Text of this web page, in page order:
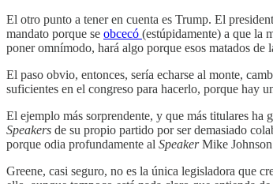
El otro punto a tener en cuenta es Trump. El
mandato porque se obcecó (estúpidamente) a que la
poner omnímodo, hará algo porque esos matados
El paso obvio, entonces, sería echarse al monte,
suficientes en el congreso para hacerlo, porque hay
El ejemplo más sorprendente, y que más titulares ha
Speakers de su propio partido por ser demasiado
porque odia profundamente al SpeakerMike
Greene, casi seguro, no es la única legisladora que